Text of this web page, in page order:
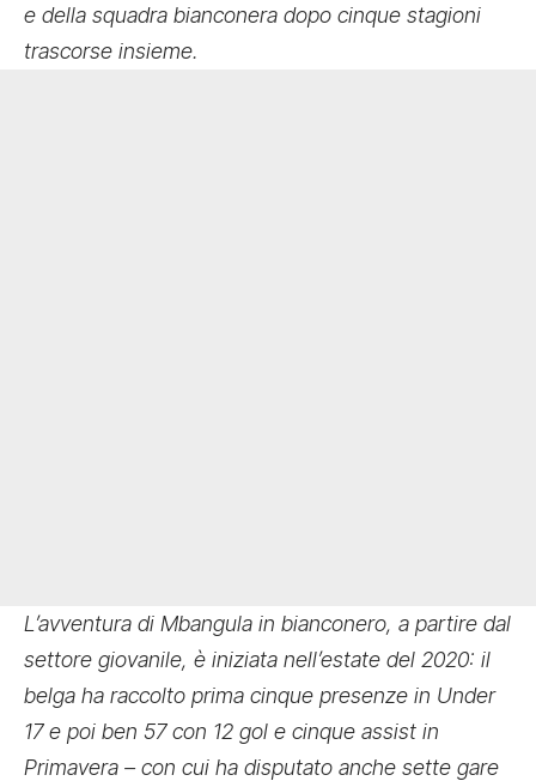
e della squadra bianconera dopo cinque stagioni
trascorse insieme.
L’avventura di Mbangula in bianconero, a partire dal
settore giovanile, è iniziata nell’estate del 2020: il
belga ha raccolto prima cinque presenze in Under
17 e poi ben 57 con 12 gol e cinque assist in
Primavera – con cui ha disputato anche sette gare